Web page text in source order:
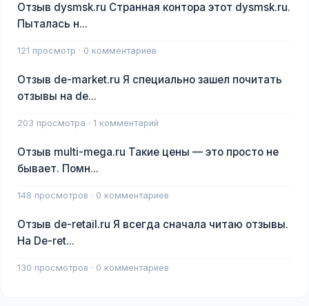
Отзыв dysmsk.ru Странная контора этот dysmsk.ru.
Пыталась н...
121 просмотр · 0 комментариев
Отзыв de-market.ru Я специально зашел почитать
отзывы на de...
203 просмотра · 1 комментарий
Отзыв multi-mega.ru Такие цены — это просто не
бывает. Помн...
148 просмотров · 0 комментариев
Отзыв de-retail.ru Я всегда сначала читаю отзывы.
На De-ret...
130 просмотров · 0 комментариев